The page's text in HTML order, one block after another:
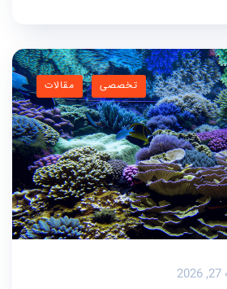
تخصصی مقالات